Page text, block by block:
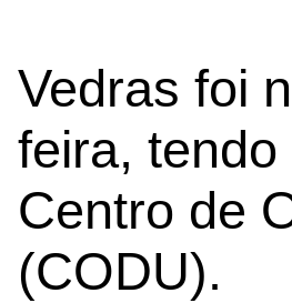
Vedras foi
feira,
Centro de
(CODU).